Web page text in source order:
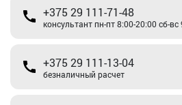
+375 29 111-71-48
консультант пн-пт 8:00-20:00 сб-вс
+375 29 111-13-04
безналичный расчет